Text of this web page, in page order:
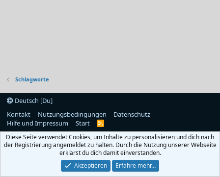
Schlagworte
Deutsch [Du]
Kontakt
Nutzungsbedingungen
Datenschutz
Hilfe und Impressum
Start
R
S
Diese Seite verwendet Cookies, um Inhalte zu personalisieren und dich nach
der Registrierung angemeldet zu halten. Durch die Nutzung unserer Webseite
erklärst du dich damit einverstanden.
Akzeptieren
Erfahre mehr…